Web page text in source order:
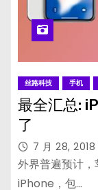
丝路科技 手机
最全汇总:
了
7 月 28, 2018
外界普遍预计
iPhone，包…